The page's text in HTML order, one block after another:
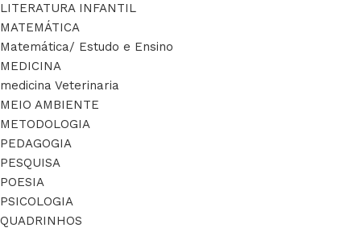
LITERATURA INFANTIL
MATEMÁTICA
Matemática/ Estudo e Ensino
MEDICINA
medicina Veterinaria
MEIO AMBIENTE
METODOLOGIA
PEDAGOGIA
PESQUISA
POESIA
PSICOLOGIA
QUADRINHOS